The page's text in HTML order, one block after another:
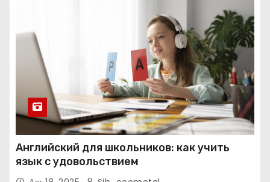
Английский для школьников: как учить
язык с удовольствием